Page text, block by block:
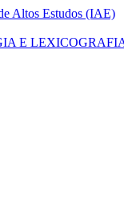
Altos Estudos (IAE)
E